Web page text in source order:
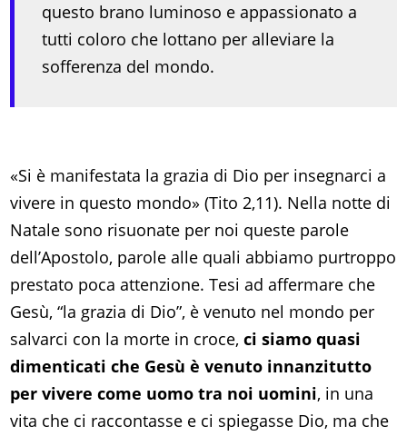
questo brano luminoso e appassionato a
tutti coloro che lottano per alleviare la
sofferenza del mondo.
«Si è manifestata la grazia di Dio per insegnarci a
vivere in questo mondo» (Tito 2,11). Nella notte di
Natale sono risuonate per noi queste parole
dell’Apostolo, parole alle quali abbiamo purtroppo
prestato poca attenzione. Tesi ad affermare che
Gesù, “la grazia di Dio”, è venuto nel mondo per
salvarci con la morte in croce,ci siamo quasi
dimenticati che Gesù è venuto innanzitutto
per vivere come uomo tra noi uomini, in una
vita che ci raccontasse e ci spiegasse Dio, ma che